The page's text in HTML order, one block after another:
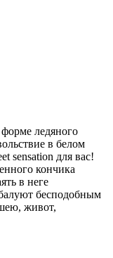
ледяного
в белом
sensation для вас!
кончика
в неге
бесподобным
живот,